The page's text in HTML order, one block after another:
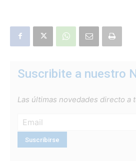
Suscribite a nuestro
Las últimas novedades directo a